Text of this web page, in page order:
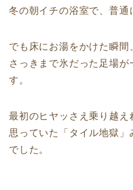
冬の朝イチの浴室で、普通
でも床にお湯をかけた瞬間
さっきまで氷だった足場が
す。
最初のヒヤッさえ乗り越え
思っていた「タイル地獄
でした。